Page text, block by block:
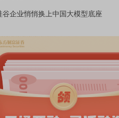
谷企业悄悄换上中国大模型底座